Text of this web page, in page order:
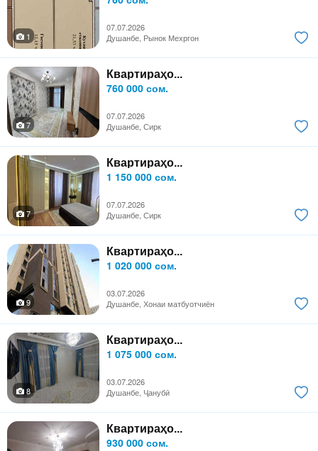
07.07.2026
1
Душанбе, Рынок Мехргон
Квартираҳо...
760 000 сом.
07.07.2026
7
Душанбе, Сирк
Квартираҳо...
1 150 000 сом.
07.07.2026
7
Душанбе, Сирк
Квартираҳо...
1 020 000 сом.
03.07.2026
9
Душанбе, Хонаи матбуотчиён
Квартираҳо...
1 075 000 сом.
03.07.2026
8
Душанбе, Ҷанубӣ
Квартираҳо...
930 000 сом.